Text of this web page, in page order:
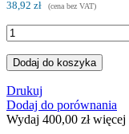
38,92 zł (cena bez VAT)
Dodaj do koszyka
Drukuj
Dodaj do porównania
Wydaj 400,00 złwięcej